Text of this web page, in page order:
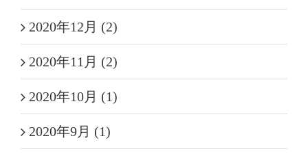
2020年12月 (2)
2020年11月 (2)
2020年10月 (1)
2020年9月 (1)